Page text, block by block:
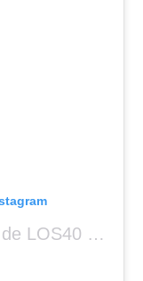
Una publicación compartida de LOS40 Panamá 🇵🇦 🎙️🎶 (@los40panama)